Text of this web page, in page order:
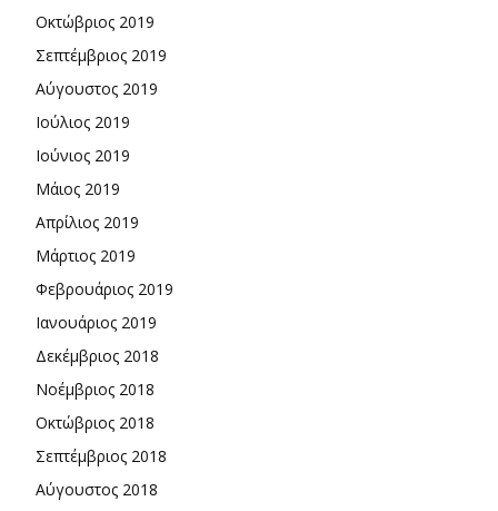
Οκτώβριος 2019
Σεπτέμβριος 2019
Αύγουστος 2019
Ιούλιος 2019
Ιούνιος 2019
Μάιος 2019
Απρίλιος 2019
Μάρτιος 2019
Φεβρουάριος 2019
Ιανουάριος 2019
Δεκέμβριος 2018
Νοέμβριος 2018
Οκτώβριος 2018
Σεπτέμβριος 2018
Αύγουστος 2018